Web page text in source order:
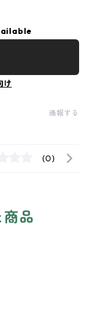
け
通報する
(0)
品